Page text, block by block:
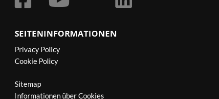
SEITENINFORMATIONEN
Privacy Policy
Cookie Policy
Sitemap
Informationen über Cookies